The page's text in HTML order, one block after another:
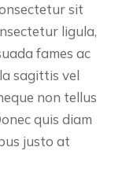
sit
ligula,
fames ac
sagittis vel
non tellus
quis diam
justo at